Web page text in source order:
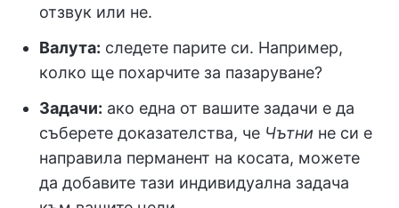
отзвук или не.
Валута: следете парите си. Например,
колко ще похарчите за пазаруване?
Задачи: ако една от вашите задачи е да
съберете доказателства, че Чътни не си е
направила перманент на косата, можете
да добавите тази индивидуална задача